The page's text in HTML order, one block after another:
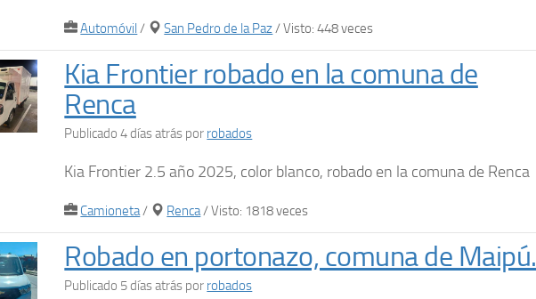
Automóvil / San Pedro de la Paz/ Visto: 448 veces
Kia Frontier robado en la comuna de
Renca
Publicado 4 días atrás por robados
Kia Frontier 2.5 año 2025, color blanco, robado en la comuna de Renca
Camioneta/ Renca/ Visto: 1818 veces
Robado en portonazo, comuna de Maipú.
Publicado 5 días atrás por robados